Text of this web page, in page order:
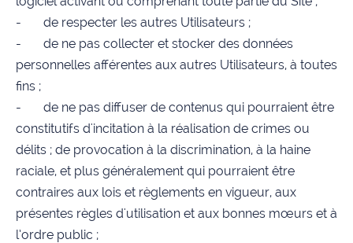
- de respecter les autres Utilisateurs ;
- de ne pas collecter et stocker des données
personnelles afférentes aux autres Utilisateurs, à toutes
fins ;
- de ne pas diffuser de contenus qui pourraient être
constitutifs d'incitation à la réalisation de crimes ou
délits ; de provocation à la discrimination, à la haine
raciale, et plus généralement qui pourraient être
contraires aux lois et règlements en vigueur, aux
présentes règles d'utilisation et aux bonnes mœurs et à
l’ordre public ;